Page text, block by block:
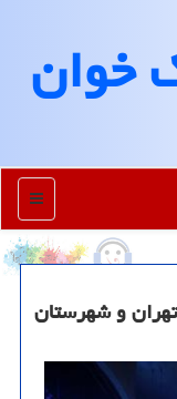
خوان
منو
و شهرستان